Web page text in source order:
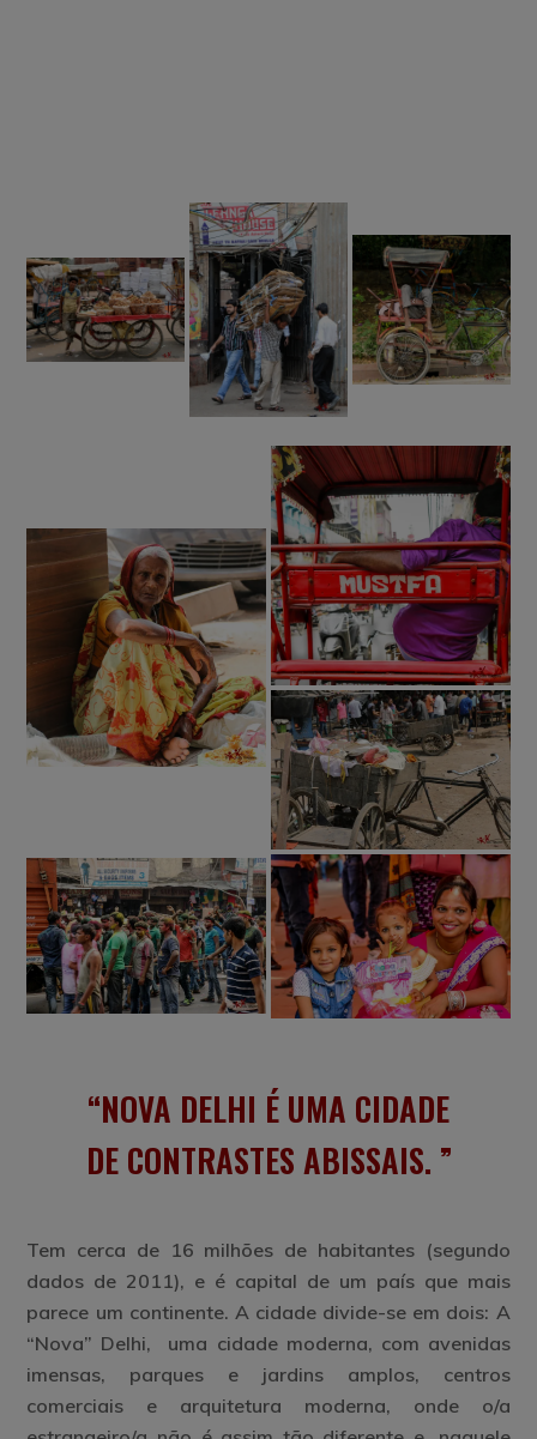
NOVA DELHI É UMA CIDADE
DE CONTRASTES ABISSAIS.
Tem cerca de 16 milhões de habitantes (segundo
dados de 2011), e é capital de um país que mais
parece um continente. A cidade divide-se em dois: A
“Nova” Delhi, uma cidade moderna, com avenidas
imensas, parques e jardins amplos, centros
comerciais e arquitetura moderna, onde o/a